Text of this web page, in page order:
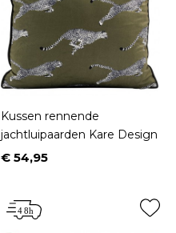
Kussen rennende
jachtluipaarden Kare Design
Prijs
€ 54,95